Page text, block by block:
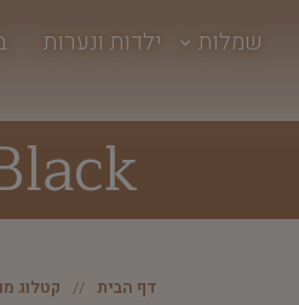
שמלות ילדות ונערות
דף הבית קטלוג